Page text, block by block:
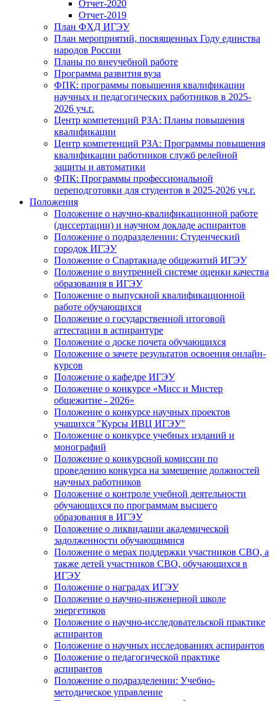
Отчет-2020
Отчет-2019
План ФХД ИГЭУ
План мероприятий, посвященных Году единства
народов России
Планы по внеучебной работе
Программа развития вуза
ФПК: программы повышения квалификации
научных и педагогических работников в 2025-
2026 уч.г.
Центр компетенций РЗА: Планы повышения
квалификации
Центр компетенций РЗА: Программы повышения
квалификации работников служб релейной
защиты и автоматики
ФПК: Программы профессиональной
переподготовки для студентов в 2025-2026 уч.г.
Положения
Положение о научно-квалификационной работе
(диссертации) и научном докладе аспирантов
Положение о подразделении: Студенческий
городок ИГЭУ
Положение о Спартакиаде общежитий ИГЭУ
Положение о внутренней системе оценки качества
образования в ИГЭУ
Положение о выпускной квалификационной
работе обучающихся
Положение о государственной итоговой
аттестации в аспирантуре
Положение о доске почета обучающихся
Положение о зачете результатов освоения онлайн-
курсов
Положение о кафедре ИГЭУ
Положение о конкурсе «Мисс и Мистер
общежитие - 2026»
Положение о конкурсе научных проектов
учащихся "Курсы ИВЦ ИГЭУ"
Положение о конкурсе учебных изданий и
монографий
Положение о конкурсной комиссии по
проведению конкурса на замещение должностей
научных работников
Положение о контроле учебной деятельности
обучающихся по программам высшего
образования в ИГЭУ
Положение о ликвидации академической
задолженности обучающимися
Положение о мерах поддержки участников СВО, а
также детей участников СВО, обучающихся в
ИГЭУ
Положение о наградах ИГЭУ
Положение о научно-инженерной школе
энергетиков
Положение о научно-исследовательской практике
аспирантов
Положение о научных исследованиях аспирантов
Положение о педагогической практике
аспирантов
Положение о подразделении: Учебно-
методическое управление